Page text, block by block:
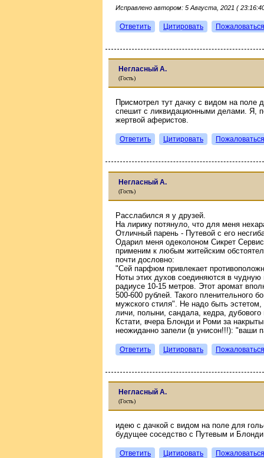
Исправлено автором: 5 Августа, 2021 (
Ответить Цитировать Пожаловаться
Негласный А.
(Гость)
Присмотрел тут дачку с видом на
спешит с ликвидационными делами. Я,
жертвой аферистов.
Ответить Цитировать Пожаловаться
Негласный А.
(Гость)
Расслабился я у друзей.
На лирику потянуло, что для меня
Отличный парень - Путевой с его
Одарил меня одеколоном Сикрет
применим к любым житейским
почти дословно:
"Сей парфюм привлекает
Ноты этих духов соединяются в
радиусе 10-15 метров. Этот аромат
500-600 рублей. Такого пленительного
мужского стиля". Не надо быть
личи, полыни, сандала, кедра,
Кстати, вчера Блонди и Роми за
неожиданно запели (в унисон!!!): "ваши
Ответить Цитировать Пожаловаться
Негласный А.
(Гость)
идею с дачкой с видом на поле для
будущее соседство с Путевым и
Ответить Цитировать Пожаловаться